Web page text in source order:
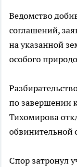
Ведомство
соглашений,
на указанной
особого
по завершении
Тихомирова
обвинительной
Спор затронул